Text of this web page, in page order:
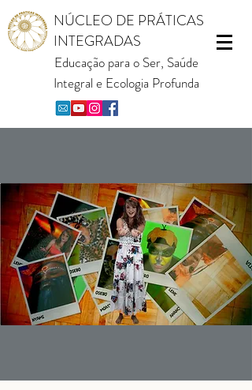
NÚCLEO DE PRÁTICAS
INTEGRADAS
Educação para o Ser, Saúde
Integral e Ecologia Profunda